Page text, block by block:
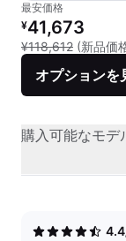
最安価格
リファービッシュ
¥41,673
¥118,612 (新品価
オプションを
購入可能なモデ